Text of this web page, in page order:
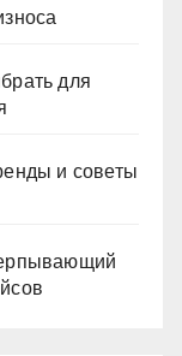
для
и советы